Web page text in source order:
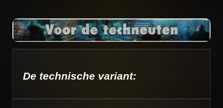
De technische variant: